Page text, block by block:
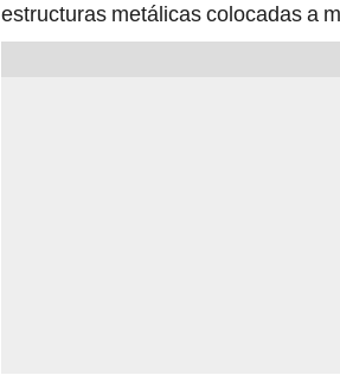
estructuras metálicas colocadas a